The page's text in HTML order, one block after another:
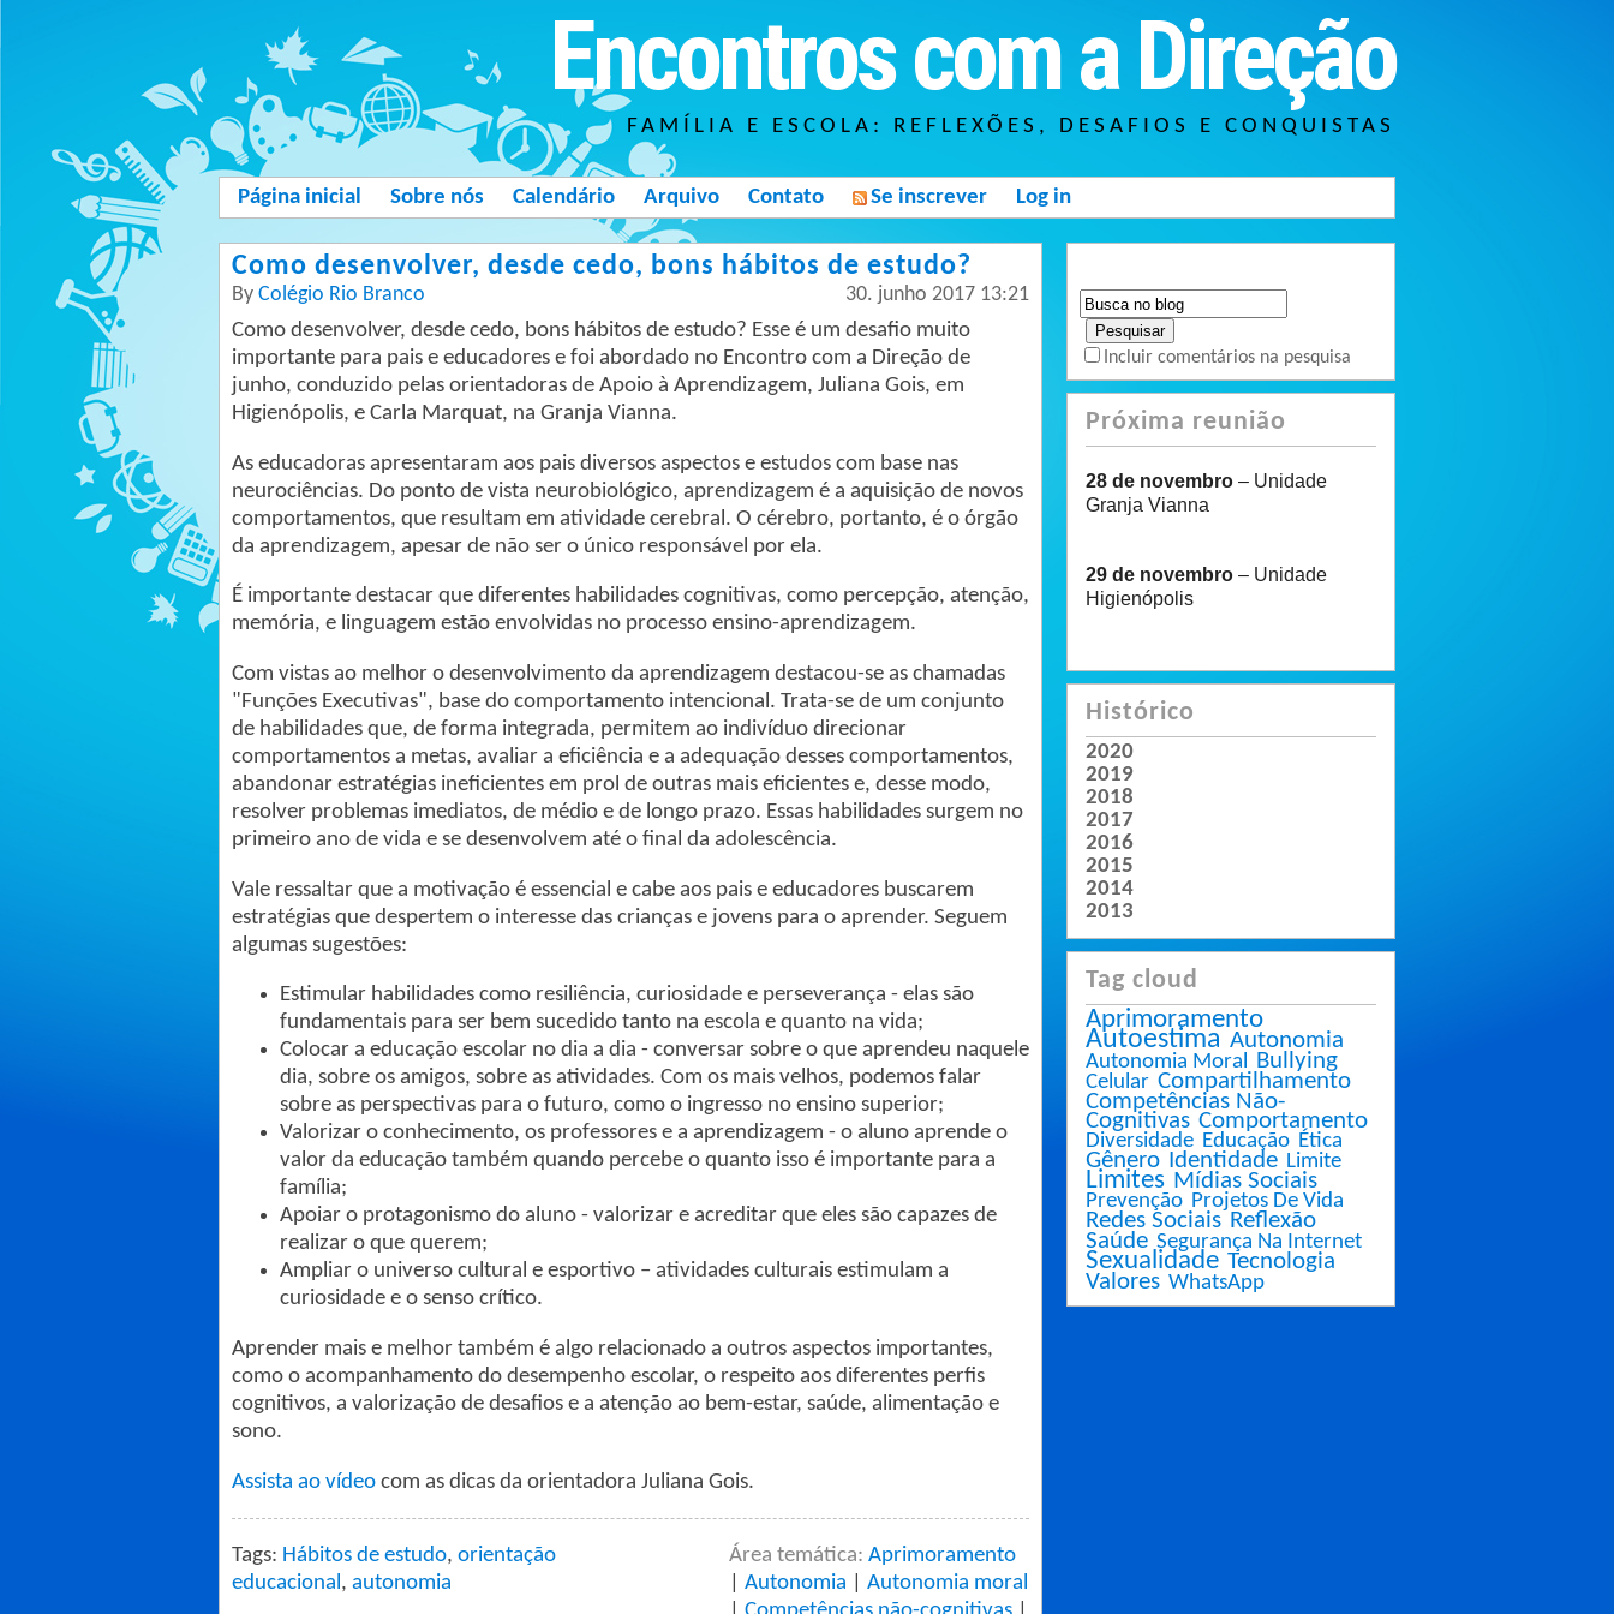
Encontros com a Direção
FAMÍLIA E ESCOLA: REFLEXÕES, DESAFIOS E CONQUISTAS
Página inicial Sobre nós Calendário Arquivo Contato Se inscrever Log in
Como desenvolver, desde cedo, bons hábitos de estudo?
By Colégio Rio Branco 30. junho 2017 13:21
Como desenvolver, desde cedo, bons hábitos de estudo? Esse é um desafio muito
importante para pais e educadores e foi abordado no Encontro com a Direção de
junho, conduzido pelas orientadoras de Apoio à Aprendizagem, Juliana Gois, em
Higienópolis, e Carla Marquat, na Granja Vianna.
As educadoras apresentaram aos pais diversos aspectos e estudos com base nas
neurociências. Do ponto de vista neurobiológico, aprendizagem é a aquisição de novos
comportamentos, que resultam em atividade cerebral. O cérebro, portanto, é o órgão
da aprendizagem, apesar de não ser o único responsável por ela.
É importante destacar que diferentes habilidades cognitivas, como percepção, atenção,
memória, e linguagem estão envolvidas no processo ensino-aprendizagem.
Com vistas ao melhor o desenvolvimento da aprendizagem destacou-se as chamadas
"Funções Executivas", base do comportamento intencional. Trata-se de um conjunto
de habilidades que, de forma integrada, permitem ao indivíduo direcionar
comportamentos a metas, avaliar a eficiência e a adequação desses comportamentos,
abandonar estratégias ineficientes em prol de outras mais eficientes e, desse modo,
resolver problemas imediatos, de médio e de longo prazo. Essas habilidades surgem no
primeiro ano de vida e se desenvolvem até o final da adolescência.
Vale ressaltar que a motivação é essencial e cabe aos pais e educadores buscarem
estratégias que despertem o interesse das crianças e jovens para o aprender. Seguem
algumas sugestões:
Estimular habilidades como resiliência, curiosidade e perseverança - elas são
fundamentais para ser bem sucedido tanto na escola e quanto na vida;
Colocar a educação escolar no dia a dia - conversar sobre o que aprendeu naquele
dia, sobre os amigos, sobre as atividades. Com os mais velhos, podemos falar
sobre as perspectivas para o futuro, como o ingresso no ensino superior;
Valorizar o conhecimento, os professores e a aprendizagem - o aluno aprende o
valor da educação também quando percebe o quanto isso é importante para a
família;
Apoiar o protagonismo do aluno - valorizar e acreditar que eles são capazes de
realizar o que querem;
Ampliar o universo cultural e esportivo – atividades culturais estimulam a
curiosidade e o senso crítico.
Aprender mais e melhor também é algo relacionado a outros aspectos importantes,
como o acompanhamento do desempenho escolar, o respeito aos diferentes perfis
cognitivos, a valorização de desafios e a atenção ao bem-estar, saúde, alimentação e
sono.
Assista ao vídeo com as dicas da orientadora Juliana Gois.
Área temática: Aprimoramento
Autonomia
Autonomia moral
Tags: Hábitos de estudo, orientação
educacional, autonomia
Incluir comentários na pesquisa
Próxima reunião
28 de novembro– Unidade
Granja Vianna
29 de novembro – Unidade
Higienópolis
Histórico
2020
2019
2018
2017
2016
2015
2014
2013
Tag cloud
Aprimoramento
Autoestima Autonomia
Autonomia Moral Bullying
Celular Compartilhamento
Competências Não-
Cognitivas Comportamento
Diversidade Educação Ética
Gênero Identidade Limite
Limites Mídias Sociais
Prevenção Projetos De Vida
Redes Sociais Reflexão
Saúde Segurança Na Internet
Sexualidade Tecnologia
Valores WhatsApp